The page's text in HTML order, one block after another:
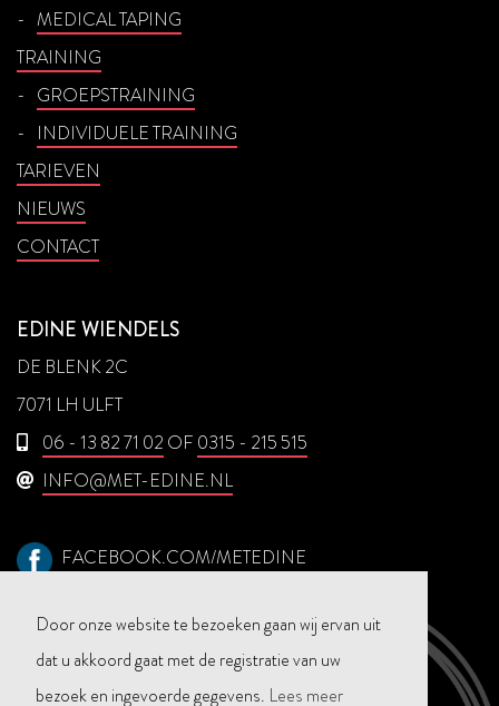
Door onze website te bezoeken gaan wij ervan uit
dat u akkoord gaat met de registratie van uw
bezoek en ingevoerde gegevens. Lees meer
MEDICAL TAPING
TRAINING
GROEPSTRAINING
INDIVIDUELE TRAINING
TARIEVEN
NIEUWS
CONTACT
EDINE WIENDELS
DE BLENK 2C
7071 LH ULFT
06 - 13 82 71 02 OF 0315 - 215 515
INFO@MET-EDINE.NL
FACEBOOK.COM/METEDINE